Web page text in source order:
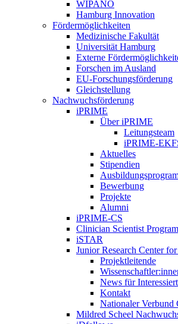
WIPANO
Hamburg Innovation
Fördermöglichkeiten
Medizinische Fakultät
Universität Hamburg
Externe
Forschen im Ausland
EU-Forschungsförderung
Gleichstellung
Nachwuchsförderung
iPRIME
Über iPRIME
Leitungsteam
iPRIME-
Aktuelles
Stipendien
Bewerbung
Projekte
Alumni
iPRIME-CS
Clinician Scientist
iSTAR
Junior Research Center
Projektleitende
News für
Kontakt
Nationaler Verbund
Mildred Scheel